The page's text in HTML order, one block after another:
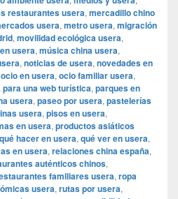
restaurantes usera, mercadillo chino
usera, metro usera, migración
, movilidad ecológica usera,
usera, música china usera,
, noticias de usera, novedades en
ocio en usera, ocio familiar usera,
para una web turística, parques en
usera, paseo por usera, pastelerías
usera, pisos en usera,
en usera, productos asiáticos
qué hacer en usera, qué ver en usera,
en usera, relaciones china españa,
auténticos chinos,
familiares usera, ropa
usera, rutas por usera,